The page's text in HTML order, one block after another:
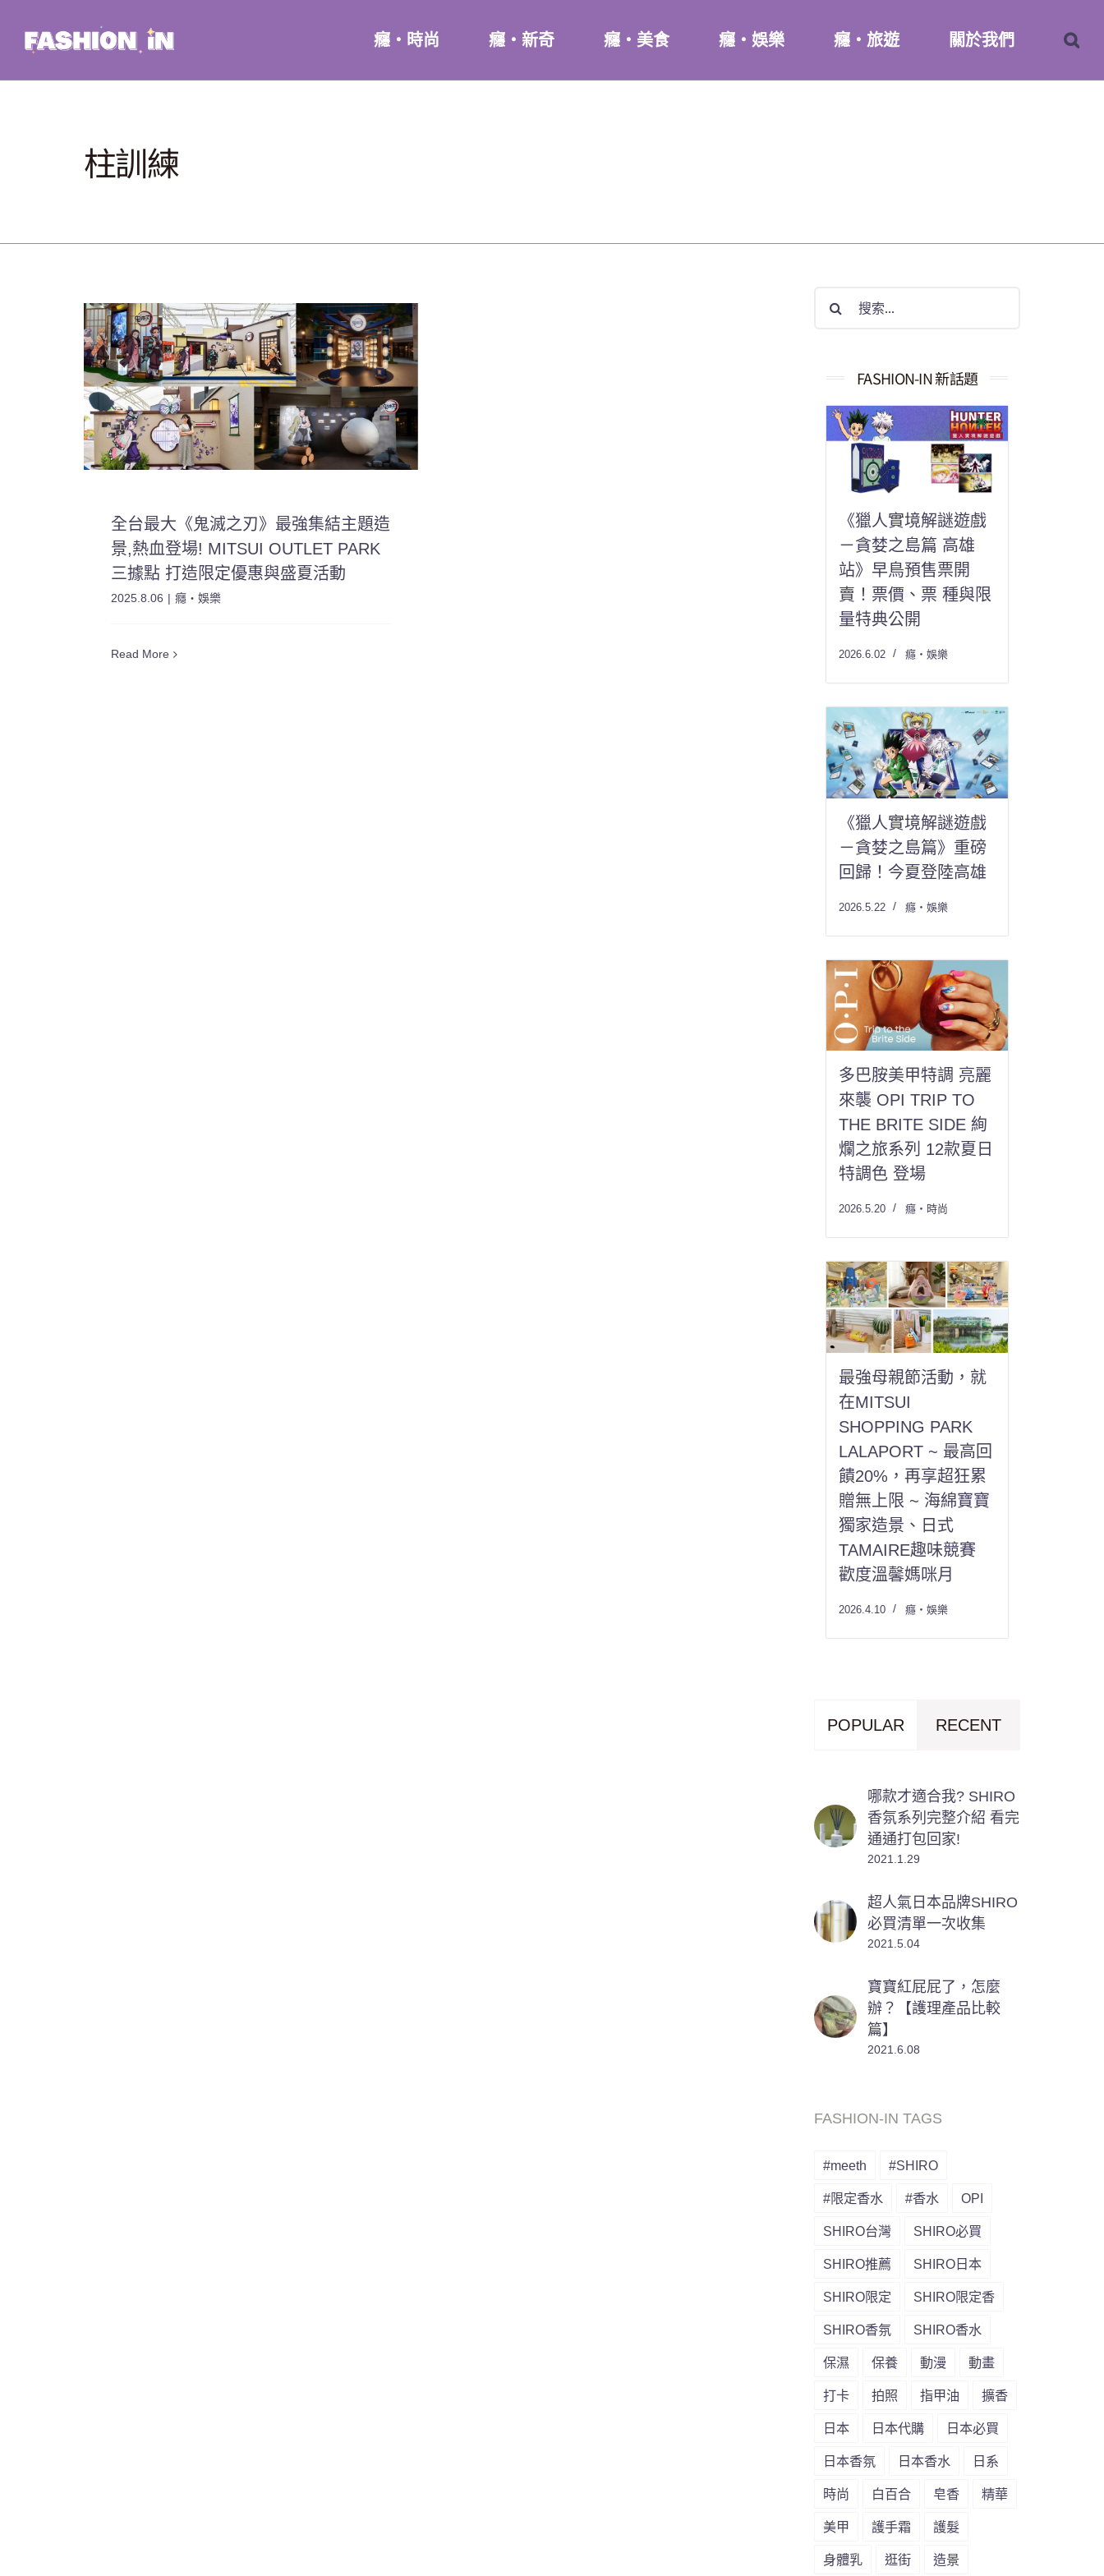
癮・時尚 癮・新奇 癮・美食 癮・娛樂 癮・旅遊 關於我們
柱訓練
全台最大《鬼滅之刃》最強集結主題造
景,熱血登場! MITSUI OUTLET PARK
三據點 打造限定優惠與盛夏活動
2025.8.06 | 癮・娛樂
Read More
果：
FASHION-IN 新話題
《獵人實境解謎遊戲
－貪婪之島篇 高雄
站》早鳥預售票開
賣！票價、票 種與限
量特典公開
2026.6.02 癮・娛樂
《獵人實境解謎遊戲
－貪婪之島篇》重磅
回歸！今夏登陸高雄
2026.5.22 癮・娛樂
多巴胺美甲特調 亮麗
來襲 OPI TRIP TO
THE BRITE SIDE 絢
爛之旅系列 12款夏日
特調色 登場
2026.5.20 癮・時尚
最強母親節活動，就
在MITSUI
SHOPPING PARK
LALAPORT ~ 最高回
饋20%，再享超狂累
贈無上限 ~ 海綿寶寶
獨家造景、日式
TAMAIRE趣味競賽
歡度溫馨媽咪月
2026.4.10 癮・娛樂
POPULAR RECENT
哪款才適合我? SHIRO
香氛系列完整介紹 看完
通通打包回家!
2021.1.29
超人氣日本品牌SHIRO
必買清單一次收集
2021.5.04
寶寶紅屁屁了，怎麼
辦？【護理產品比較
篇】
2021.6.08
FASHION-IN TAGS
#meeth #SHIRO
#限定香水 #香水 OPI
SHIRO台灣 SHIRO必買
SHIRO推薦 SHIRO日本
SHIRO限定 SHIRO限定香
SHIRO香氛 SHIRO香水
保濕 保養 動漫 動畫
打卡 拍照 指甲油 擴香
日本 日本代購 日本必買
日本香氛 日本香水 日系
時尚 白百合 皂香 精華
美甲 護手霜 護髮
身體乳 逛街 造景